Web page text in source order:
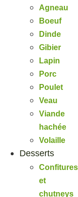
Agneau
Boeuf
Dinde
Gibier
Lapin
Porc
Poulet
Veau
Viande
hachée
Volaille
Desserts
Confitures
et
chutneys